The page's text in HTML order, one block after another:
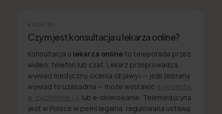
KROK 01
Czym jest konsultacja u lekarza online?
Konsultacja u lekarza onlineto teleporada przez
wideo, telefon lub czat. Lekarz przeprowadza
wywiad medyczny, ocenia objawy i — jeśli zebrany
wywiad to uzasadnia — może wystawić e-receptę
e-zwolnienie L4 lub e-skierowanie. Telemedycyna
jest w Polsce w pełni legalna, regulowana ustawą